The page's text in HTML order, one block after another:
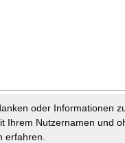
oder Informationen
Ihrem Nutzernamen und
erfahren.